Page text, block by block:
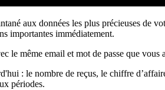
aux données les plus précieuses de
importantes immédiatement.
le même email et mot de passe que
: le nombre de reçus, le chiffre
périodes.